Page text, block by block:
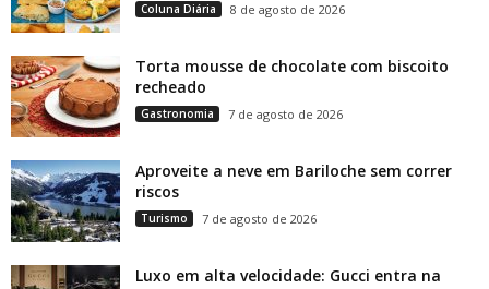
Coluna Diária 8 de agosto de 2026
Torta mousse de chocolate com biscoito
recheado
Gastronomia 7 de agosto de 2026
Aproveite a neve em Bariloche sem correr
riscos
Turismo 7 de agosto de 2026
Luxo em alta velocidade: Gucci entra na